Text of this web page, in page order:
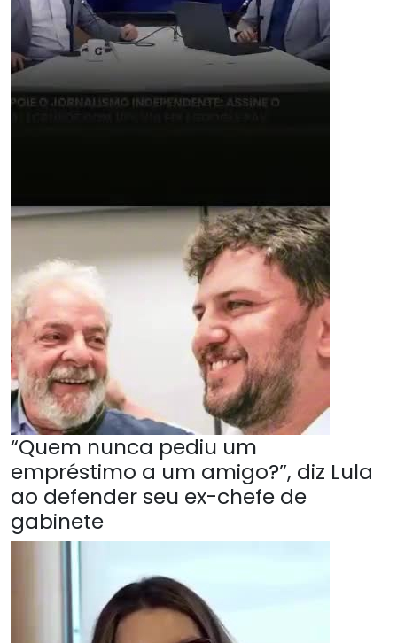
“Quem nunca pediu um
empréstimo a um amigo?”, diz Lula
ao defender seu ex-chefe de
gabinete